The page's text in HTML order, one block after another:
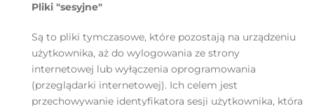
Pliki "sesyjne"
Są to pliki tymczasowe, które pozostają na urządzeniu
użytkownika, aż do wylogowania ze strony
internetowej lub wyłączenia oprogramowania
(przeglądarki internetowej). Ich celem jest
przechowywanie identyfikatora sesji użytkownika, która